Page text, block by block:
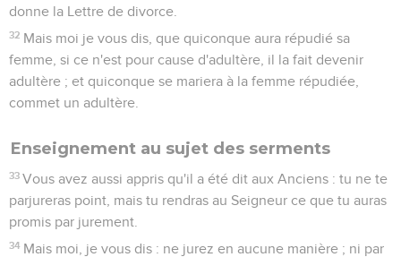
donne la Lettre de divorce.
32 Mais moi je vous dis, que quiconque aura répudié sa
femme, si ce n'est pour cause d'adultère, il la fait devenir
adultère ; et quiconque se mariera à la femme répudiée,
commet un adultère.
Enseignement au sujet des serments
33 Vous avez aussi appris qu'il a été dit aux Anciens : tu ne te
parjureras point, mais tu rendras au Seigneur ce que tu auras
promis par jurement.
34 Mais moi, je vous dis : ne jurez en aucune manière ; ni par